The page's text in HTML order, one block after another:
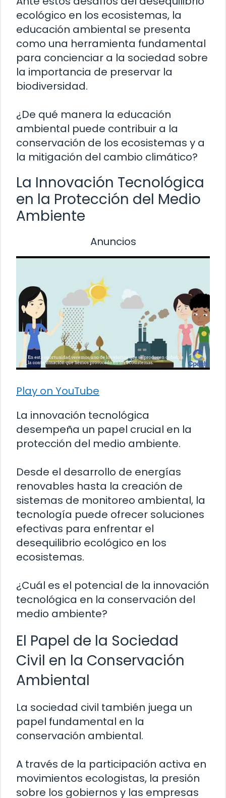
ecológico en los ecosistemas, la
educación ambiental se presenta
como una herramienta fundamental
para concienciar a la sociedad sobre
la importancia de preservar la
biodiversidad.
¿De qué manera la educación
ambiental puede contribuir a la
conservación de los ecosistemas y a
la mitigación del cambio climático?
La Innovación Tecnológica
en la Protección del Medio
Ambiente
Anuncios
Play on YouTube
La innovación tecnológica
desempeña un papel crucial en la
protección del medio ambiente.
Desde el desarrollo de energías
renovables hasta la creación de
sistemas de monitoreo ambiental, la
tecnología puede ofrecer soluciones
efectivas para enfrentar el
desequilibrio ecológico en los
ecosistemas.
¿Cuál es el potencial de la innovación
tecnológica en la conservación del
medio ambiente?
El Papel de la Sociedad
Civil en la Conservación
Ambiental
La sociedad civil también juega un
papel fundamental en la
conservación ambiental.
A través de la participación activa en
movimientos ecologistas, la presión
sobre los gobiernos y las empresas